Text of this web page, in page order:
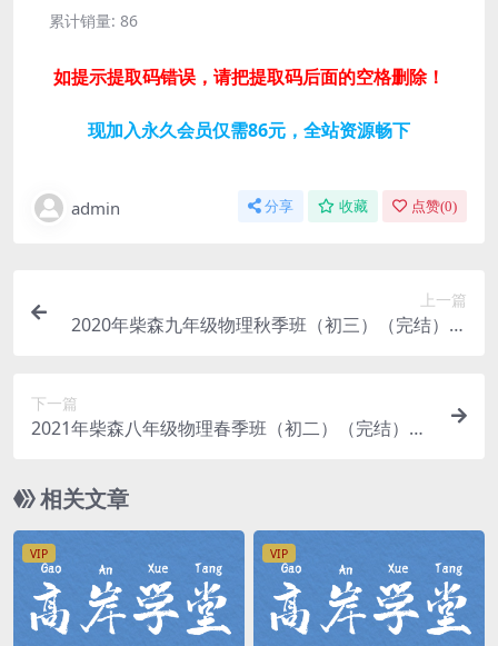
累计销量: 86
如提示提取码错误，请把提取码后面的空格删除！
现加入永久会员仅需86元，全站资源畅下
admin 分享 收藏 点赞(0)
上一篇
2020年柴森九年级物理秋季班（初三）（完结）百
下一篇
2021年柴森八年级物理春季班（初二）（完结）百
相关文章
VIP VIP